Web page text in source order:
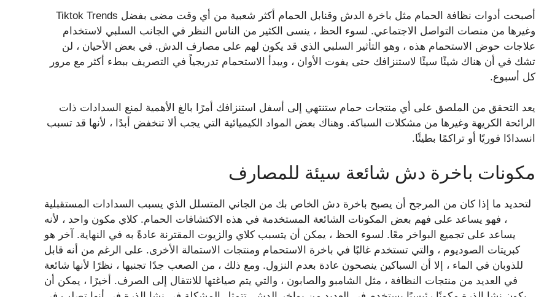
أصبحت أدوات نظافة الحمام مثل باخرة الدش وقنابل الحمام أكثر شعبية من أي وقت مضى بفضل Tiktok Trends
وغيرها من منصات التواصل الاجتماعي. لسوء الحظ ، ينسى الكثير من الناس النظر في الجانب السلبي لاستخدام
علاجات حوض الاستحمام هذه ، وهو التأثير السلبي الذي قد يكون لهم على مصارف الدش. في بعض الأحيان ، لن
تشك في أن هناك شيئًا سيئًا لاستنزافك حتى يفوت الأوان ، ويبدأ الاستحمام تدريجياً في التصريف ببطء أكثر مع مرور
كل أسبوع.
يعد التحقق من الملصق على أي منتجات حمام ستنتهي إلى أسفل استنزافك أمرًا بالغ الأهمية لمنع السدادات ذات
الرائحة الكريهة وغيرها من مشكلات السباكة. وهناك بعض المواد الكيميائية التي يجب ألا تنخفض أبدًا ، لأنها قد تسبب
انسدادًا فوريًا أو تراكمًا بطيئًا.
مكونات باخرة دش شائعة سيئة للمصارف
لتحديد ما إذا كان من المرجح أن يصبح باخرة دش الخاص بك من الجاني المتسلل الذي يسبب السدادات المستقبلية
، فهو يساعد على فهم بعض المكونات الشائعة المستخدمة في هذه الاكتشافات الحمام. كلاي مكون واحد ، لأنه
يساعد على تجميع البواخر معًا. لسوء الحظ ، يمكن أن يتسبب كلاي والزيوت المقترنة عادةً به في النهاية. آخر هو
كبريتات الصوديوم ، والتي تستخدم غالبًا في باخرة الاستحمام ومنتجات الاستمالة الأخرى. على الرغم من أنه قابل
للذوبان في الماء ، إلا أن السباكين ينصحون عادة بعدم النزول. ومع ذلك ، من الصعب جدًا تجنبها ، نظرًا لأنها شائعة
في العديد من منتجات النظافة ، مثل الشامبو والصابون ، والتي يتم صياغتها للانتقال إلى الصرف. أخيرًا ، يمكن أن